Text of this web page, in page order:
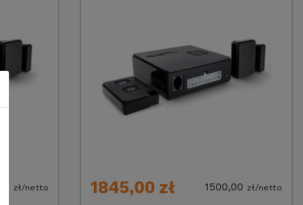
zł/netto 1845,00 zł 1500,00 zł/netto